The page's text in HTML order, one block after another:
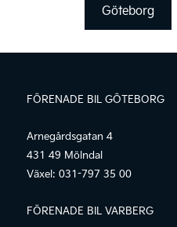
Göteborg
FÖRENADE BIL GÖTEBORG
Arnegårdsgatan 4
431 49 Mölndal
Växel: 031-797 35 00
FÖRENADE BIL VARBERG